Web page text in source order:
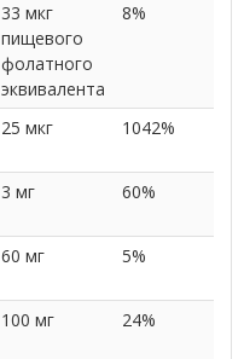
33 мкг
пищевого
фолатного
эквивалента
8%
25 мкг 1042%
3 мг 60%
60 мг 5%
100 мг 24%